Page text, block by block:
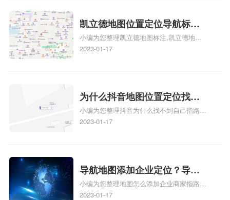
凯立德地图位置定位导航标
注？凯立德地图位置定位,导航,
标注？
小编为您整理凯立德地图标注,凯立德地图
标注怎么做啊、凯立德地图标注,凯立德地
相关地图标注知识，详情可查看下方正文！
2023-01-17
为什么抖音地图位置定位找不
到了？抖音为什么找不到当前
定位了？
小编为您整理抖音为什么找不到自己指路人
地图标注服务中心铺的位置、地图位置更新
服务中心位置、抖音突然不显示定位了相关
地图标注知识，详情可查看下方正文！
2023-01-17
导航地图添加企业定位？导航
定位企业？
小编为您整理地图怎么添加企业商家指路人
地图标注服务中心铺名称、地图怎么添加企
2023-01-17